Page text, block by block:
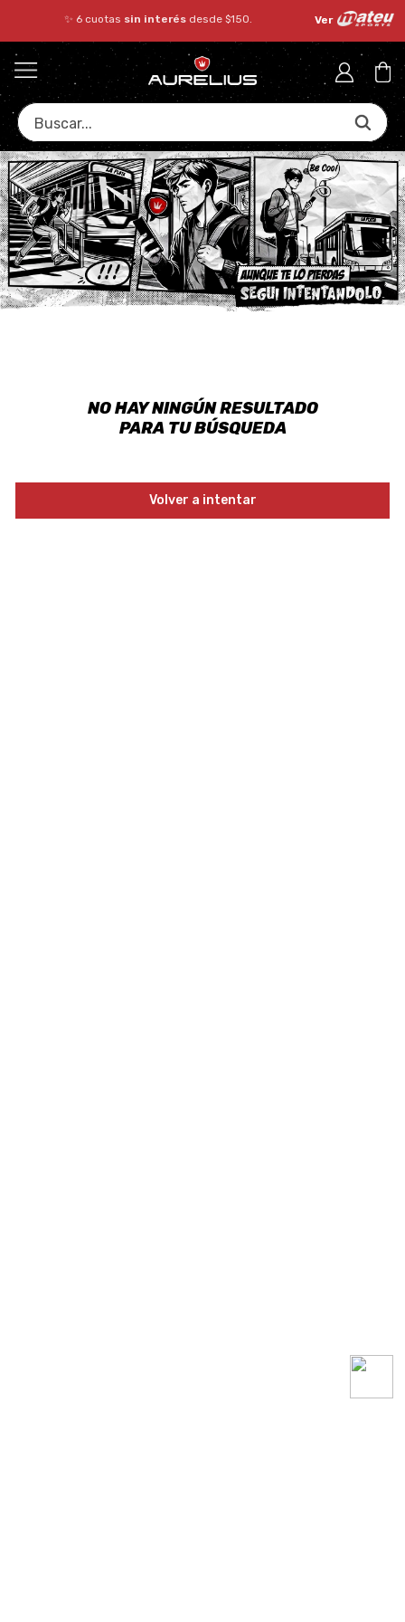
✨ 6 cuotas sin interésdesde $150.000! Ver
Buscar...
NO HAY NINGÚN RESULTADO
PARA TU BÚSQUEDA
Volver a intentar